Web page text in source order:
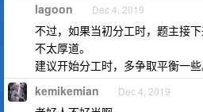
lagoon Dec 4, 2019
不过，如果当初分工时，题主接
不太厚道。
建议开始分工时，多争取平衡一些
kemikemian Dec 4, 2019